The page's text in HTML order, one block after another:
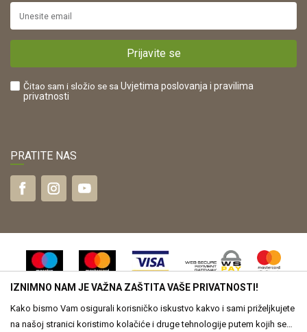
https://www.drvona.hr/
POREZNI BROJ:
Plaćanje karticama
Što dobivam registracijom?
Prijavite se
Čitao sam i složio se sa Uvjetima poslovanja i pravilima
privatnosti
PRATITE NAS
IZNIMNO NAM JE VAŽNA ZAŠTITA VAŠE PRIVATNOSTI!
Kako bismo Vam osigurali korisničko iskustvo kakvo i sami priželjkujete
na našoj stranici koristimo kolačiće i druge tehnologije putem kojih se